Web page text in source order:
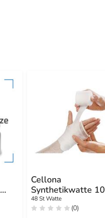
Cellona
Synthetikwatte 10
cmx3 m Rolle
48 St Watte
(0)